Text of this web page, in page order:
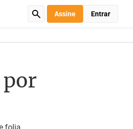
Assine Entrar
por